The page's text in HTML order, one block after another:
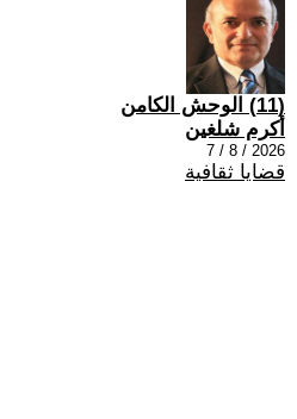
(11) الوحش الكامن
أكرم شلغين
2026 / 8 / 7
قضايا ثقافية